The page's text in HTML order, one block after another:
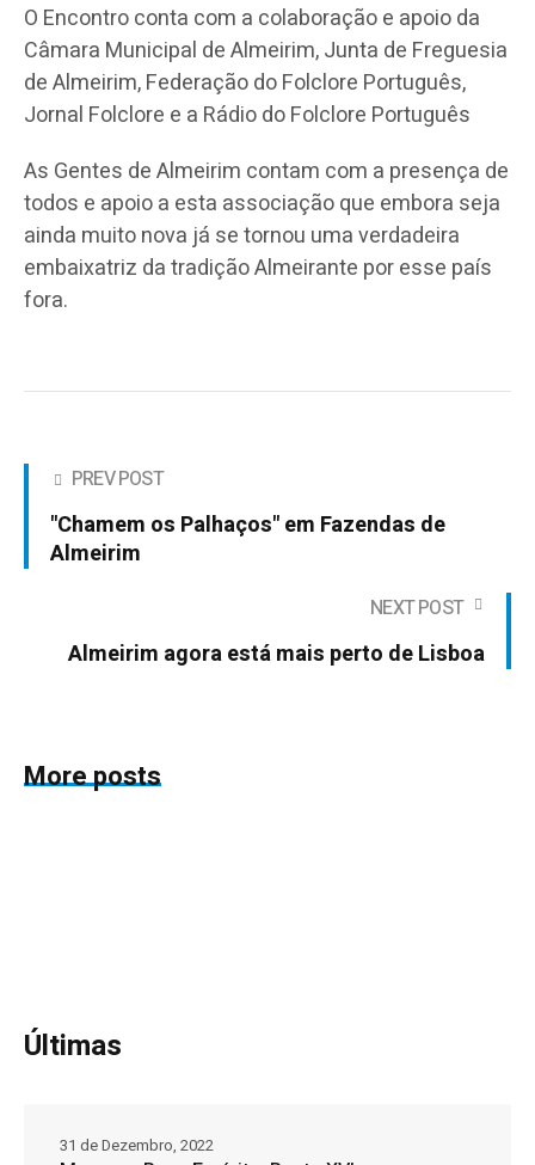
O Encontro conta com a colaboração e apoio da
Câmara Municipal de Almeirim, Junta de Freguesia
de Almeirim, Federação do Folclore Português,
Jornal Folclore e a Rádio do Folclore Português
As Gentes de Almeirim contam com a presença de
todos e apoio a esta associação que embora seja
ainda muito nova já se tornou uma verdadeira
embaixatriz da tradição Almeirante por esse país
fora.
PREV POST
"Chamem os Palhaços" em Fazendas de
Almeirim
NEXT POST
Almeirim agora está mais perto de Lisboa
More posts
Últimas
31 de Dezembro, 2022